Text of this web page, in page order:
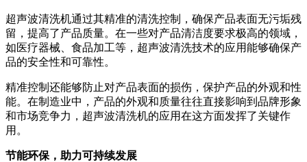
超声波清洗机通过其精准的清洗控制，确保产品表面无污垢残
留，提高了产品质量。在一些对产品清洁度要求极高的领域，
如医疗器械、食品加工等，超声波清洗技术的应用能够确保产
品的安全性和可靠性。
精准控制还能够防止对产品表面的损伤，保护产品的外观和性
能。在制造业中，产品的外观和质量往往直接影响到品牌形象
和市场竞争力，超声波清洗机的应用在这方面发挥了关键作
用。
节能环保，助力可持续发展